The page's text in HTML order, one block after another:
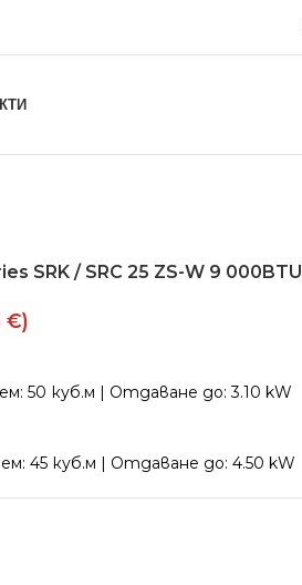
SRK / SRC 25 ZS-W 9 000BTU
€)
50 куб.м | Отдаване до: 3.10 kW
45 куб.м | Отдаване до: 4.50 kW